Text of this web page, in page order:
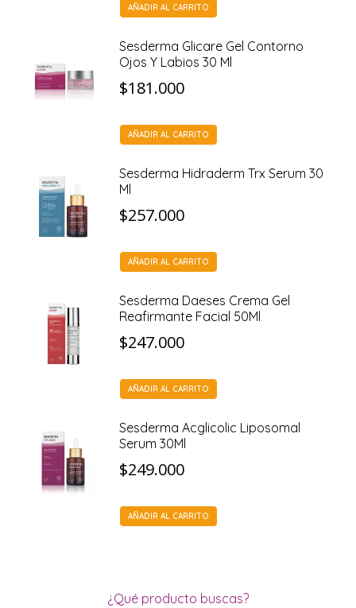
AÑADIR AL CARRITO
Sesderma Glicare Gel Contorno
Ojos Y Labios 30 Ml
$181.000
AÑADIR AL CARRITO
Sesderma Hidraderm Trx Serum 30
Ml
$257.000
AÑADIR AL CARRITO
Sesderma Daeses Crema Gel
Reafirmante Facial 50Ml
$247.000
AÑADIR AL CARRITO
Sesderma Acglicolic Liposomal
Serum 30Ml
$249.000
AÑADIR AL CARRITO
¿Qué producto buscas?